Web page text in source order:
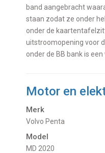
band aangebracht
staan zodat ze onder
onder de
uitstroomopening voor
onder de BB bank is
Motor en
Merk
Volvo Penta
Model
MD 2020